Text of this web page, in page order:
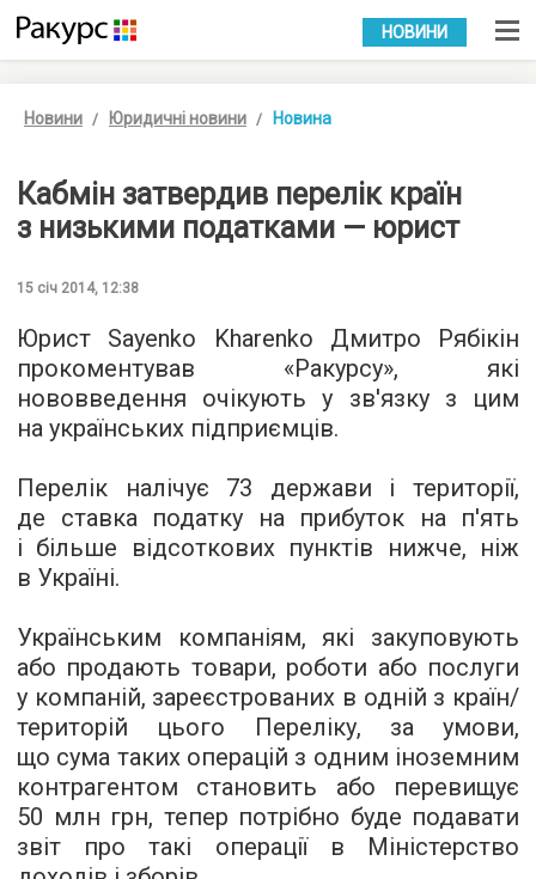
УКР РУС
НОВИНИ
Новини Юридичні новини Новина
Кабмін затвердив перелік країн
з низькими податками — юрист
15 січ 2014, 12:38
Юрист Sayenko Kharenko Дмитро Рябікін
прокоментував «Ракурсу», які
нововведення очікують у зв'язку з цим
на українських підприємців.
Перелік налічує 73 держави і території,
де ставка податку на прибуток на п'ять
і більше відсоткових пунктів нижче, ніж
в Україні.
Українським компаніям, які закуповують
або продають товари, роботи або послуги
у компаній, зареєстрованих в одній з країн/
територій цього Переліку, за умови,
що сума таких операцій з одним іноземним
контрагентом становить або перевищує
50 млн грн, тепер потрібно буде подавати
звіт про такі операції в Міністерство